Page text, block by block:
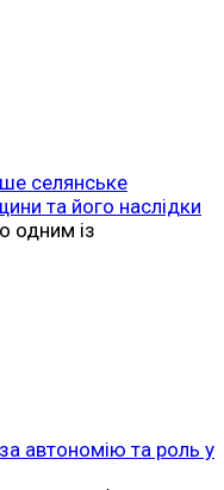
селянське
та його наслідки
одним із
автономію та роль у